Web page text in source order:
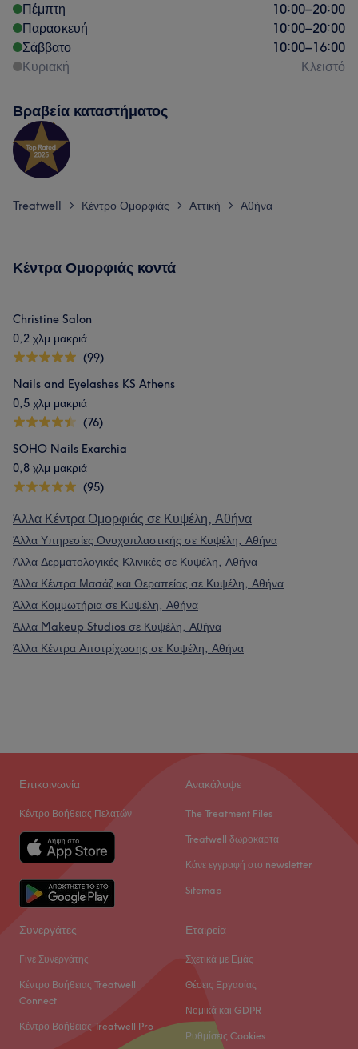
Πέμπτη
10:00–20:00
Παρασκευή
10:00–20:00
Σάββατο
10:00–16:00
Κυριακή
Κλειστό
Βραβεία καταστήματος
Treatwell > Κέντρο Ομορφιάς > Αττική > Αθήνα
Κέντρα Ομορφιάς κοντά
Christine Salon
0,2 χλμ μακριά
(99)
Nails and Eyelashes KS Athens
0,5 χλμ μακριά
(76)
SOHO Nails Exarchia
0,8 χλμ μακριά
(95)
Άλλα Κέντρα Ομορφιάς σε Κυψέλη, Αθήνα
Άλλα Υπηρεσίες Ονυχοπλαστικής σε Κυψέλη, Αθήνα
Άλλα Δερματολογικές Κλινικές σε Κυψέλη, Αθήνα
Άλλα Κέντρα Μασάζ και Θεραπείας σε Κυψέλη, Αθήνα
Άλλα Κομμωτήρια σε Κυψέλη, Αθήνα
Άλλα Makeup Studios σε Κυψέλη, Αθήνα
Άλλα Κέντρα Αποτρίχωσης σε Κυψέλη, Αθήνα
Επικοινωνία
Κέντρο Βοήθειας Πελατών
Ανακάλυψε
The Treatment Files
Treatwell δωροκάρτα
Κάνε εγγραφή στο newsletter
Sitemap
Συνεργάτες
Γίνε Συνεργάτης
Κέντρο Βοήθειας Treatwell
Connect
Κέντρο Βοήθειας Treatwell Pro
Εταιρεία
Σχετικά με Εμάς
Θέσεις Εργασίας
Νομικά και GDPR
Ρυθμίσεις Cookies